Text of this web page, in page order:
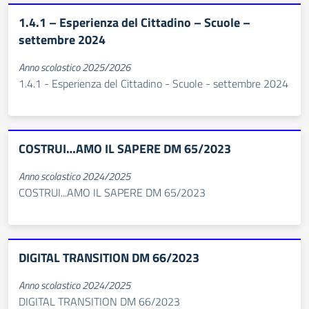
1.4.1 – Esperienza del Cittadino – Scuole –
settembre 2024
Anno scolastico 2025/2026
1.4.1 - Esperienza del Cittadino - Scuole - settembre 2024
COSTRUI…AMO IL SAPERE DM 65/2023
Anno scolastico 2024/2025
COSTRUI...AMO IL SAPERE DM 65/2023
DIGITAL TRANSITION DM 66/2023
Anno scolastico 2024/2025
DIGITAL TRANSITION DM 66/2023